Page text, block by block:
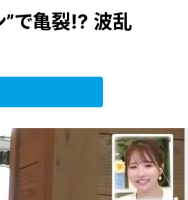
”で亀裂!? 波乱